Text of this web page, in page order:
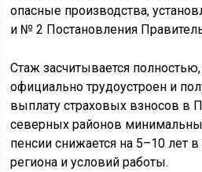
опасные производства,
и № 2 Постановления
Стаж засчитывается
официально трудоустроен и
выплату страховых взносов в
северных районов
пенсии снижается на 5–10 лет
региона и условий работы.